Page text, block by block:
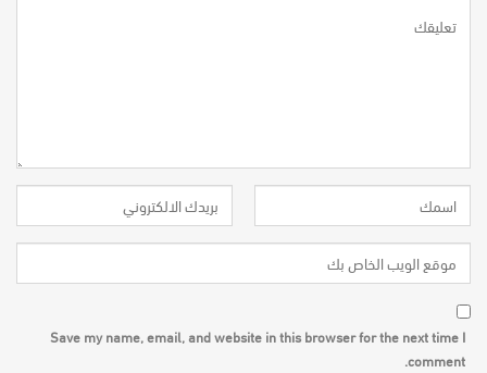
Save my name, email, and website in this browser for the next time I
comment.